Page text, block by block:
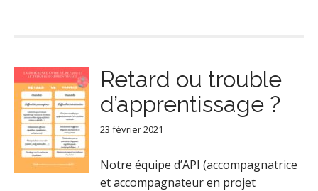
Retard ou trouble
d’apprentissage ?
23 février 2021
Notre équipe d’API (accompagnatrice
et accompagnateur en projet